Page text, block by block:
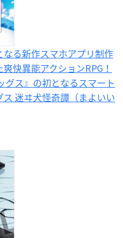
なる新作スマホアプリ制作
快異能アクションRPG！
グス』の初となるスマート
迷ヰ犬怪奇譚（まよいい